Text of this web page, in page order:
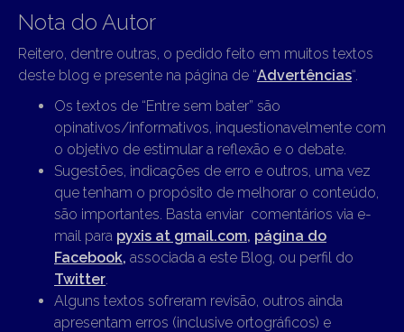
Nota do Autor
Reitero, dentre outras, o pedido feito em muitos textos
deste blog e presente na página de “Advertências“.
Os textos de “Entre sem bater” são
opinativos/informativos, inquestionavelmente com
o objetivo de estimular a reflexão e o debate.
Sugestões, indicações de erro e outros, uma vez
que tenham o propósito de melhorar o conteúdo,
são importantes. Basta enviar comentários via e-
mail para pyxis at gmail.com, página do
Facebook, associada a este Blog, ou perfil do
Twitter
Alguns textos sofreram revisão, outros ainda
apresentam erros (inclusive ortográficos) e